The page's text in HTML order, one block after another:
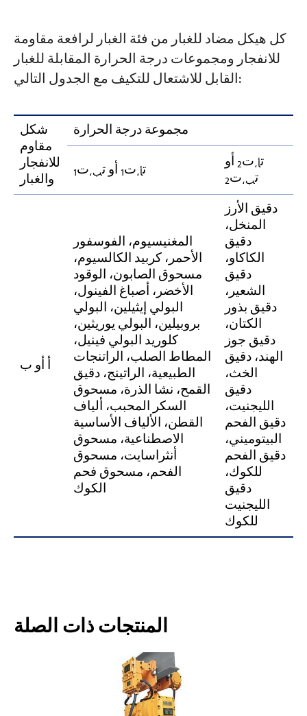
كل هيكل مضاد للغبار من فئة الغبار لرافعة مقاومة
للانفجار ومجموعات درجة الحرارة المقابلة للغبار
القابل للاشتعال للتكيف مع الجدول التالي:
شكل
مقاوم
للانفجار
والغبار
مجموعة درجة الحرارة
تأ،ت1أو تب،ت1
تأ،ت2أو
تب،ت2
أ أو ب
المغنيسيوم، الفوسفور
الأحمر، كربيد الكالسيوم،
مسحوق الصابون، الوقود
الأخضر، أصباغ الفينول،
البولي إيثيلين، البولي
بروبيلين، البولي يوريثين،
كلوريد البولي فينيل،
المطاط الصلب، الراتنجات
الطبيعية، الراتينج، دقيق
القمح، نشا الذرة، مسحوق
السكر المحبب، ألياف
القطن، الألياف الأساسية
الاصطناعية، مسحوق
أنثراسايت، مسحوق
الفحم، مسحوق فحم
الكوك
دقيق الأرز
المنخل،
دقيق
الكاكاو،
دقيق
الشعير،
دقيق بذور
الكتان،
دقيق جوز
الهند، دقيق
الخث،
دقيق
الليجنيت،
دقيق الفحم
البيتوميني،
دقيق الفحم
للكوك،
دقيق
الليجنيت
للكوك
المنتجات ذات الصلة